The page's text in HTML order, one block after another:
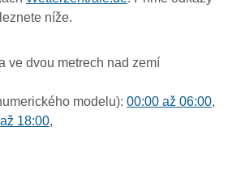
níže.
ve dvou metrech nad zemí
modelu): 00:00 až 06:00,
18:00,